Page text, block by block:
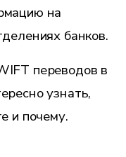
на
банков.
переводов в
узнать,
и почему.